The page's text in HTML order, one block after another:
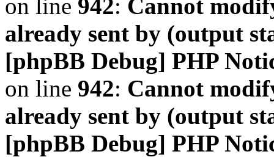
on line 942: Cannot
already sent by (output
[phpBB Debug] PHP
on line 942: Cannot
already sent by (output
[phpBB Debug] PHP